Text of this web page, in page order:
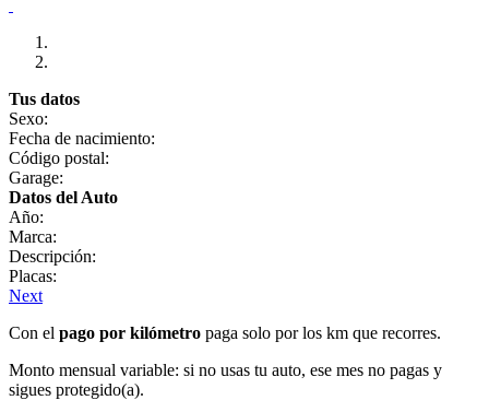
Tus datos
Sexo:
Fecha de nacimiento:
Código postal:
Garage:
Datos del Auto
Año:
Marca:
Descripción:
Placas:
Next
Con el pago por kilómetro paga solo por los km que recorres.
Monto mensual variable: si no usas tu auto, ese mes no pagas y
sigues protegido(a).